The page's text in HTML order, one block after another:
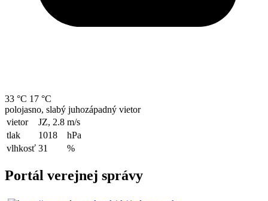
33 °C 17 °C
polojasno, slabý juhozápadný vietor
vietor
JZ, 2.8 m/s
tlak
1018
hPa
vlhkosť 31 %
Portál verejnej správy